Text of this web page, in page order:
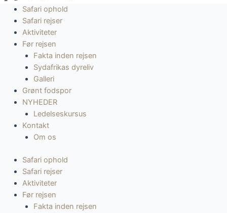
Safari ophold
Safari rejser
Aktiviteter
Før rejsen
Fakta inden rejsen
Sydafrikas dyreliv
Galleri
Grønt fodspor
NYHEDER
Ledelseskursus
Kontakt
Om os
Safari ophold
Safari rejser
Aktiviteter
Før rejsen
Fakta inden rejsen